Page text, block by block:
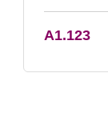
A1.123